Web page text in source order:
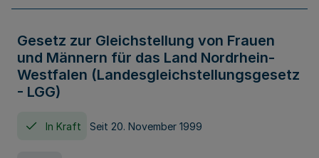
Gesetz zur Gleichstellung von Frauen
und Männern für das Land Nordrhein-
Westfalen (Landesgleichstellungsgesetz
- LGG)
In Kraft Seit 20. November 1999